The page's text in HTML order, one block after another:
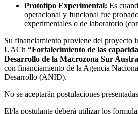
Prototipo Experimental: Es
operacional y funcional fue
experimentales o de laboratorio
Su financiamiento proviene del proyecto
UACh “Fortalecimiento de las
Desarrollo de la Macrozona Sur
con financiamiento de la Agencia
Desarrollo (ANID).
No se aceptarán postulaciones
El/la postulante deberá utilizar los